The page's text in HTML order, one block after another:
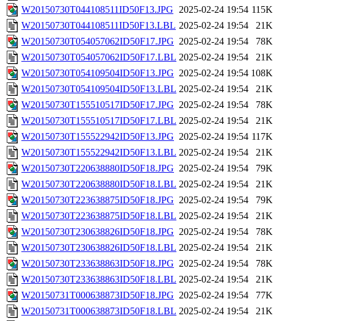
W20150730T044108511ID50F13.JPG 2025-02-24 19:54 115K
W20150730T044108511ID50F13.LBL 2025-02-24 19:54
21K
W20150730T054057062ID50F17.JPG 2025-02-24 19:54
78K
W20150730T054057062ID50F17.LBL 2025-02-24 19:54
21K
W20150730T054109504ID50F13.JPG 2025-02-24 19:54 108K
W20150730T054109504ID50F13.LBL 2025-02-24 19:54
21K
W20150730T155510517ID50F17.JPG 2025-02-24 19:54
78K
W20150730T155510517ID50F17.LBL 2025-02-24 19:54
21K
W20150730T155522942ID50F13.JPG 2025-02-24 19:54 117K
W20150730T155522942ID50F13.LBL 2025-02-24 19:54
21K
W20150730T220638880ID50F18.JPG 2025-02-24 19:54
79K
W20150730T220638880ID50F18.LBL 2025-02-24 19:54
21K
W20150730T223638875ID50F18.JPG 2025-02-24 19:54
79K
W20150730T223638875ID50F18.LBL 2025-02-24 19:54
21K
W20150730T230638826ID50F18.JPG 2025-02-24 19:54
78K
W20150730T230638826ID50F18.LBL 2025-02-24 19:54
21K
W20150730T233638863ID50F18.JPG 2025-02-24 19:54
78K
W20150730T233638863ID50F18.LBL 2025-02-24 19:54
21K
W20150731T000638873ID50F18.JPG 2025-02-24 19:54
77K
W20150731T000638873ID50F18.LBL 2025-02-24 19:54
21K